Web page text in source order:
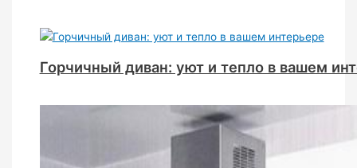
Горчичный диван: уют и тепло в вашем